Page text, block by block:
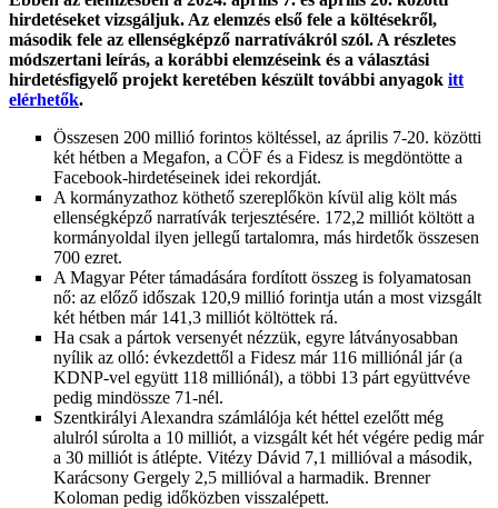
hirdetéseket vizsgáljuk. Az elemzés első fele a költésekről,
második fele az ellenségképző narratívákról szól. A részletes
módszertani leírás, a korábbi elemzéseink és a választási
hirdetésfigyelő projekt keretében készült további anyagok itt
elérhetők.
Összesen 200 millió forintos költéssel, az április 7-20. közötti
két hétben a Megafon, a CÖF és a Fidesz is megdöntötte a
Facebook-hirdetéseinek idei rekordját.
A kormányzathoz köthető szereplőkön kívül alig költ más
ellenségképző narratívák terjesztésére. 172,2 milliót költött a
kormányoldal ilyen jellegű tartalomra, más hirdetők összesen
700 ezret.
A Magyar Péter támadására fordított összeg is folyamatosan
nő: az előző időszak 120,9 millió forintja után a most vizsgált
két hétben már 141,3 milliót költöttek rá.
Ha csak a pártok versenyét nézzük, egyre látványosabban
nyílik az olló: évkezdettől a Fidesz már 116 milliónál jár (a
KDNP-vel együtt 118 milliónál), a többi 13 párt együttvéve
pedig mindössze 71-nél.
Szentkirályi Alexandra számlálója két héttel ezelőtt még
alulról súrolta a 10 milliót, a vizsgált két hét végére pedig már
a 30 milliót is átlépte. Vitézy Dávid 7,1 millióval a második,
Karácsony Gergely 2,5 millióval a harmadik. Brenner
Koloman pedig időközben visszalépett.